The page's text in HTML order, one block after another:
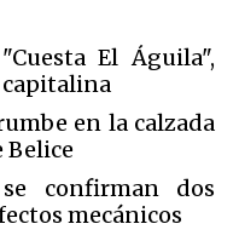
El Águila",
capitalina
en la calzada
Belice
confirman dos
mecánicos